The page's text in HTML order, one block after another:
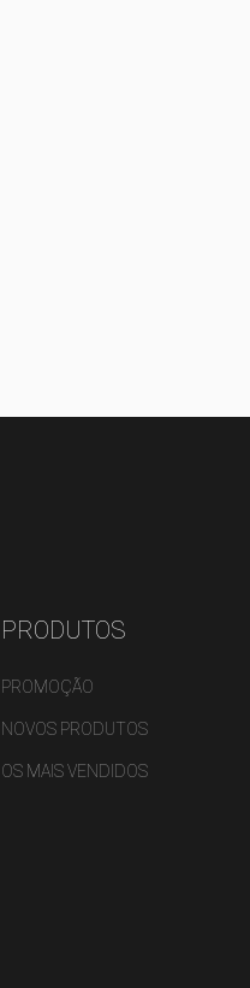
PRODUTOS
PROMOÇÃO
NOVOS PRODUTOS
OS MAIS VENDIDOS